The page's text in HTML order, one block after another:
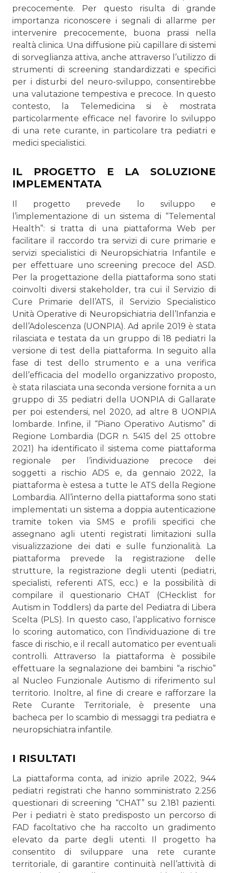
precocemente. Per questo risulta di grande
importanza riconoscere i segnali di allarme per
intervenire precocemente, buona prassi nella
realtà clinica. Una diffusione più capillare di sistemi
di sorveglianza attiva, anche attraverso l’utilizzo di
strumenti di screening standardizzati e specifici
per i disturbi del neuro-sviluppo, consentirebbe
una valutazione tempestiva e precoce. In questo
contesto, la Telemedicina si è mostrata
particolarmente efficace nel favorire lo sviluppo
di una rete curante, in particolare tra pediatri e
medici specialistici.
IL PROGETTO E LA SOLUZIONE
IMPLEMENTATA
Il progetto prevede lo sviluppo e
l’implementazione di un sistema di “Telemental
Health”: si tratta di una piattaforma Web per
facilitare il raccordo tra servizi di cure primarie e
servizi specialistici di Neuropsichiatria Infantile e
per effettuare uno screening precoce del ASD.
Per la progettazione della piattaforma sono stati
coinvolti diversi stakeholder, tra cui il Servizio di
Cure Primarie dell’ATS, il Servizio Specialistico
Unità Operative di Neuropsichiatria dell’Infanzia e
dell’Adolescenza (UONPIA). Ad aprile 2019 è stata
rilasciata e testata da un gruppo di 18 pediatri la
versione di test della piattaforma. In seguito alla
fase di test dello strumento e a una verifica
dell’efficacia del modello organizzativo proposto,
è stata rilasciata una seconda versione fornita a un
gruppo di 35 pediatri della UONPIA di Gallarate
per poi estendersi, nel 2020, ad altre 8 UONPIA
lombarde. Infine, il “Piano Operativo Autismo” di
Regione Lombardia (DGR n. 5415 del 25 ottobre
2021) ha identificato il sistema come piattaforma
regionale per l’individuazione precoce dei
soggetti a rischio ADS e, da gennaio 2022, la
piattaforma è estesa a tutte le ATS della Regione
Lombardia. All’interno della piattaforma sono stati
implementati un sistema a doppia autenticazione
tramite token via SMS e profili specifici che
assegnano agli utenti registrati limitazioni sulla
visualizzazione dei dati e sulle funzionalità. La
piattaforma prevede la registrazione delle
strutture, la registrazione degli utenti (pediatri,
specialisti, referenti ATS, ecc.) e la possibilità di
compilare il questionario CHAT (CHecklist for
Autism in Toddlers) da parte del Pediatra di Libera
Scelta (PLS). In questo caso, l’applicativo fornisce
lo scoring automatico, con l’individuazione di tre
fasce di rischio, e il recall automatico per eventuali
controlli. Attraverso la piattaforma è possibile
effettuare la segnalazione dei bambini “a rischio”
al Nucleo Funzionale Autismo di riferimento sul
territorio. Inoltre, al fine di creare e rafforzare la
Rete Curante Territoriale, è presente una
bacheca per lo scambio di messaggi tra pediatra e
neuropsichiatra infantile.
I RISULTATI
La piattaforma conta, ad inizio aprile 2022, 944
pediatri registrati che hanno somministrato 2.256
questionari di screening “CHAT” su 2.181 pazienti.
Per i pediatri è stato predisposto un percorso di
FAD facoltativo che ha raccolto un gradimento
elevato da parte degli utenti. Il progetto ha
consentito di sviluppare una rete curante
territoriale, di garantire continuità nell’attività di